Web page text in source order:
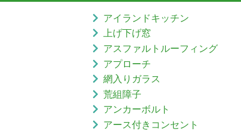
アイランドキッチン
上げ下げ窓
アスファルトルーフィング
アプローチ
網入りガラス
荒組障子
アンカーボルト
アース付きコンセント